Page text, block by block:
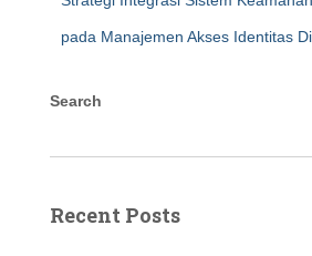
pada Manajemen Akses Identitas
Search
Recent Posts